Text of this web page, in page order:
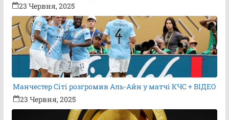
23 Червня, 2025
Манчестер Сіті розгромив Аль-Айн у матчі КЧС + ВІДЕО
23 Червня, 2025